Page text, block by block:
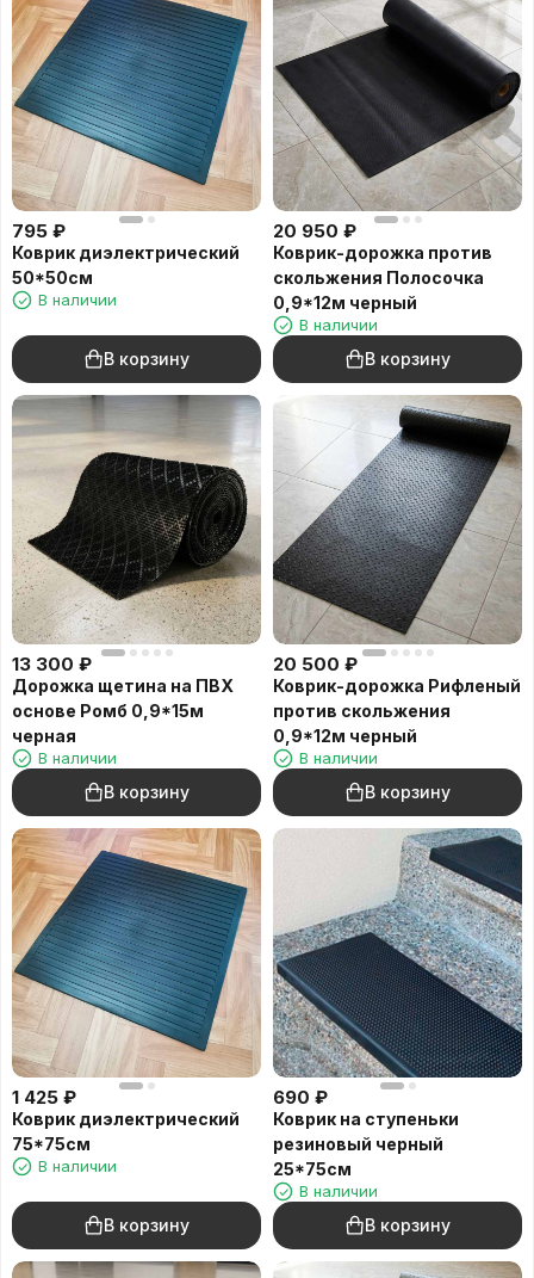
795 ₽
Коврик диэлектрический
50*50см
В наличии
В корзину
20 950 ₽
Коврик-дорожка против
скольжения Полосочка
0,9*12м черный
В наличии
В корзину
13 300 ₽
Дорожка щетина на ПВХ
основе Ромб 0,9*15м
черная
В наличии
В корзину
20 500 ₽
Коврик-дорожка Рифленый
против скольжения
0,9*12м черный
В наличии
В корзину
1 425 ₽
Коврик диэлектрический
75*75см
В наличии
В корзину
690 ₽
Коврик на ступеньки
резиновый черный
25*75см
В наличии
В корзину